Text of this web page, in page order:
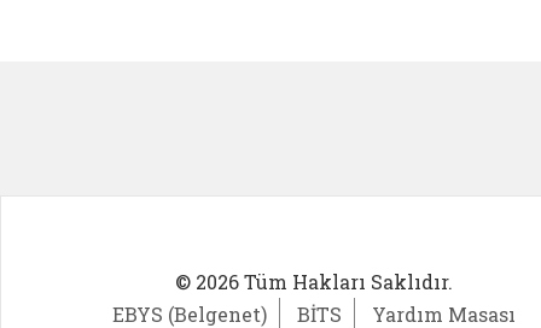
© 2026 Tüm Hakları Saklıdır.
EBYS (Belgenet)
BİTS Yardım Masası